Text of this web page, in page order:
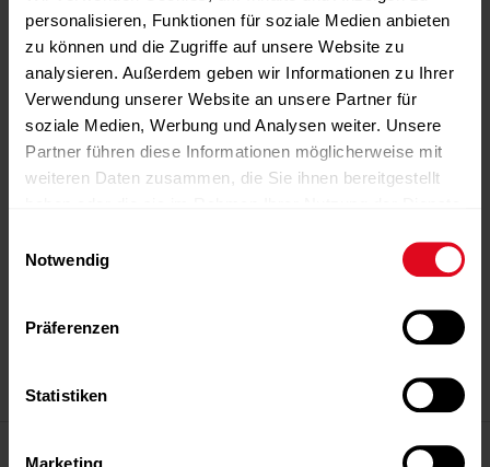
personalisieren, Funktionen für soziale Medien anbieten
zu können und die Zugriffe auf unsere Website zu
analysieren. Außerdem geben wir Informationen zu Ihrer
Verwendung unserer Website an unsere Partner für
soziale Medien, Werbung und Analysen weiter. Unsere
Partner führen diese Informationen möglicherweise mit
weiteren Daten zusammen, die Sie ihnen bereitgestellt
Notwendig
Präferenzen
Statistiken
Marketing
-Anzeige- -Anzeige-
-Anzeige-